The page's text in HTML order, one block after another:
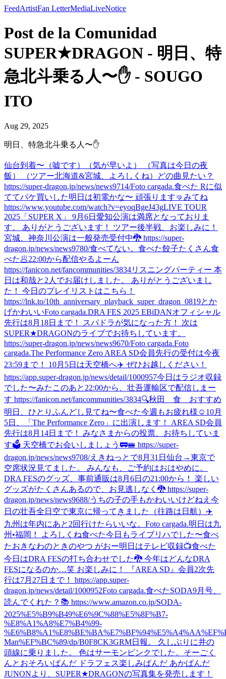
FeedArtistFan LetterMediaLiveNotice
Post de la Comunidad
SUPER★DRAGON - 明日、特
急北斗乗る人〜✋ - SOUGO
ITO
Aug 29, 2025
明日、特急北斗乗る人〜✋
仙台到着〜（嘘です）（気が早いよ） （写真は今日の夜
飯） （ツアー北海道&宮城、よろしくね）
どの曲見たい？
https://super-dragon.jp/news/news9714/Foto cargada.食べた Rに似
ててパケ買いした明日は初電かな〜 頑張ります🤜 みてね
https://www.youtube.com/watch?v=eyoqBgeJ43gLIVE TOUR
2025「SUPER X」 9月6日愛知公演は満席となっておりま
す。 ありがとうございます！ ツアー後半戦、お楽しみに！
宮城、神奈川公演は一般発売受付中🐉 https://super-
dragon.jp/news/news9780/食べてない。 食べた餃子たくさん食
べた🥟22:00から配信やるよーん
https://fanicon.net/fancommunities/3834リスニングパーティー 本
日は和哉と2人でお届けしました。 ありがとうございまし
た！ 今日のプレイリストはこちら！
https://lnk.to/10th_anniversary_playback_super_dragon_0819とか
げかわいいFoto cargada.DRA FES 2025 EBiDANオフィシャル
先行は8月18日まで！ スパドラが気になった方！ 次は
SUPER★DRAGONのライブでお待ちしています。
https://super-dragon.jp/news/news9670/Foto cargada.Foto
cargada.The Performance Zero AREA SD会員先行の受付は今夜
23:59まで！ 10月5日は天空橋へ✈️ ぜひお越しください！
https://app.super-dragon.jp/news/detail/1000957今日はラジオ収録
でした〜みた このあと22:00から、壮吾運輸区で配信しまー
す https://fanicon.net/fancommunities/3834🔍秋田 食 おすすめ
明日、ひとりふんどし見てね〜食べた今週もお疲れ様☺️ 10月
5日、「The Performance Zero」に出演します！ AREA SD会員
先行は8月14日まで！ みなさまからの投票、お待ちしていま
す🗳️ 天空橋でお会いしましょう🚃🚝 https://super-
dragon.jp/news/news9708/えきねっとで8月31日仙台→東京で
空席状況見てました。 みんなも、ご予約はおはやめに。
DRA FESのグッズ、事前通販は8月6日の21:00から！ 楽しい
グッズがたくさんあるので、お見逃しなく🐉 https://super-
dragon.jp/news/news9688/うちの子の手もかわいいけどねえ 今
日の壮吾全日空で東京に帰ってきました（往路は日航）✈️
九州は年内にあと2回行けたらいいな。 Foto cargada.明日は九
州•福岡！ よろしくね食べた今日もライブリハでした〜食べ
たおきなわのときのやつ がおー明日はテレビ収録📺食べた
今日はDRA FESの打ち合わせでした🐉 今年はどんなDRA
FESになるのか…笑 お楽しみに！ 『AREA SD』会員2次先
行は7月27日まで！ https://app.super-
dragon.jp/news/detail/1000952Foto cargada.食べたSODA9月号、
読んでくれた？📚 https://www.amazon.co.jp/SODA-
2025%E5%B9%B49%E6%9C%88%E5%8F%B7-
%E8%A1%A8%E7%B4%99-
Man%EF%BC%89/dp/B0F8CK3GRM日報。 久しぶりに井の
頭線に乗りました。 色はサーモンピンクでした。 そーごく
んとおそろいぱんだ ドラフェス楽しみぱんだ あかぱんだ
JUNONより、SUPER★DRAGONの写真集を発売します！